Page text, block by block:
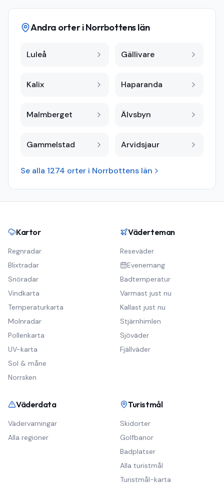
Andra orter iNorrbottens län
Luleå Gällivare
Kalix Haparanda
Malmberget Älvsbyn
Gammelstad Arvidsjaur
Se alla 1274 orter i Norrbottens län
Kartor
Regnradar
Blixtradar
Snöradar
Vindkarta
Temperaturkarta
Molnradar
Pollenkarta
UV-karta
Sol & måne
Norrsken
Väderteman
Reseväder
Evenemang
Badtemperatur
Varmast just nu
Kallast just nu
Stjärnhimlen
Sjöväder
Fjällväder
Väderdata
Vädervarningar
Alla regioner
Turistmål
Skidorter
Golfbanor
Badplatser
Alla turistmål
Turistmål-karta